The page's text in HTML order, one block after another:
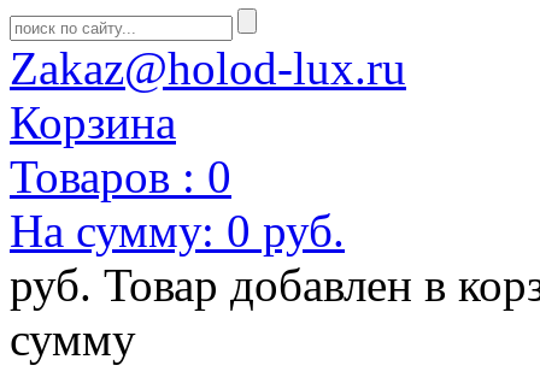
Zakaz@holod-lux.ru
Корзина
Товаров : 0
На сумму: 0 руб.
руб. Товар добавлен в
сумму